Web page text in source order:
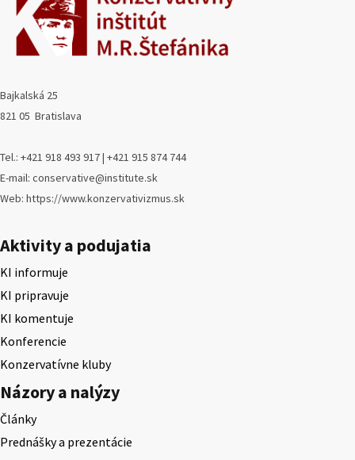
Bajkalská 25
821 05 Bratislava
Tel.: +421 918 493 917 | +421 915 874 744
E-mail: conservative@institute.sk
Web: https://www.konzervativizmus.sk
Aktivity a podujatia
KI informuje
KI pripravuje
KI komentuje
Konferencie
Konzervatívne kluby
Názory a nalýzy
Články
Prednášky a prezentácie